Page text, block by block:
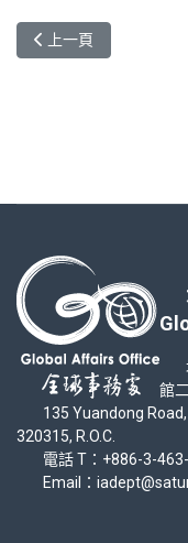
上一篇文章: [轉知] 新
上一頁
地
館
135 Yuandong Road,
320315, R.O.C.
電話 T：+886-3-463-
Email：